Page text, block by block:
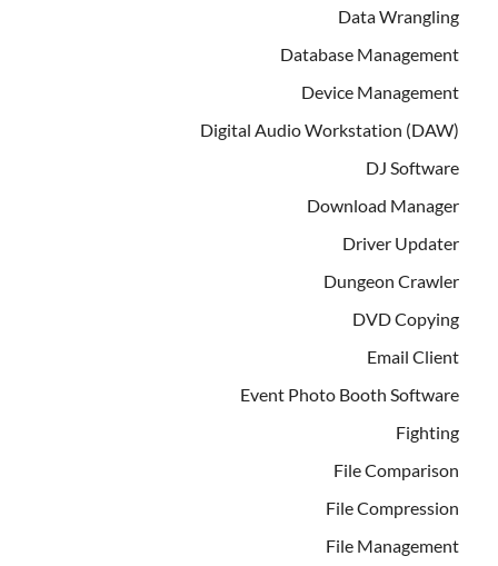
Data Wrangling
Database Management
Device Management
Digital Audio Workstation (DAW)
DJ Software
Download Manager
Driver Updater
Dungeon Crawler
DVD Copying
Email Client
Event Photo Booth Software
Fighting
File Comparison
File Compression
File Management